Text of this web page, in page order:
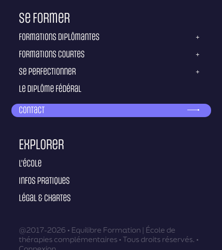
Se former
Formations diplômantes +
Formations courtes +
Se perfectionner +
Le diplôme fédéral
Contact
Explorer
L'école
Infos pratiques
Légal & Chartes
@2017-2026 • Equilibre Formation | École de
thérapies complémentaires • Tous droits réservés. •